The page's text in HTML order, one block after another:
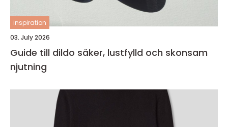
inspiration
03. July 2026
Guide till dildo säker, lustfylld och skonsam
njutning